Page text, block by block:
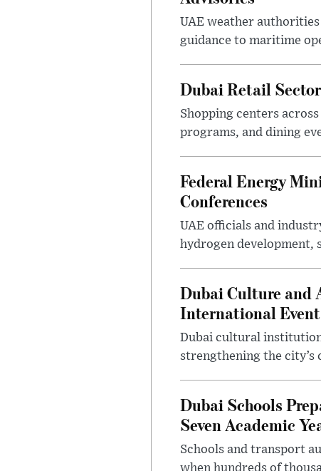
UAE weather
guidance to maritime
Dubai Retail
Shopping centers
programs, and dining
Federal Energy
Conferences
UAE officials and
hydrogen development,
Dubai Culture and
International
Dubai cultural
strengthening the city’s
Dubai Schools
Seven Academic
Schools and transport
when hundreds of